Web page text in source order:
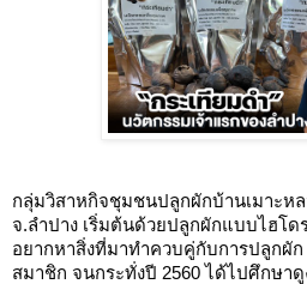
กลุ่มวิสาหกิจชุมชนปลูกผักบ้านเมาะหล
จ.ลำปาง เริ่มต้นด้วยปลูกผักแบบไฮโ
อยากหาสิ่งที่มาทำควบคู่กับการปลูกผัก
สมาชิก จนกระทั่งปี 2560 ได้ไปศึกษา